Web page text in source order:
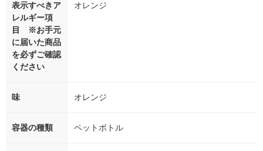
表示すべきア
レルギー項
目 ※お手元
に届いた商品
を必ずご確認
ください
オレンジ
味 オレンジ
容器の種類 ペットボトル